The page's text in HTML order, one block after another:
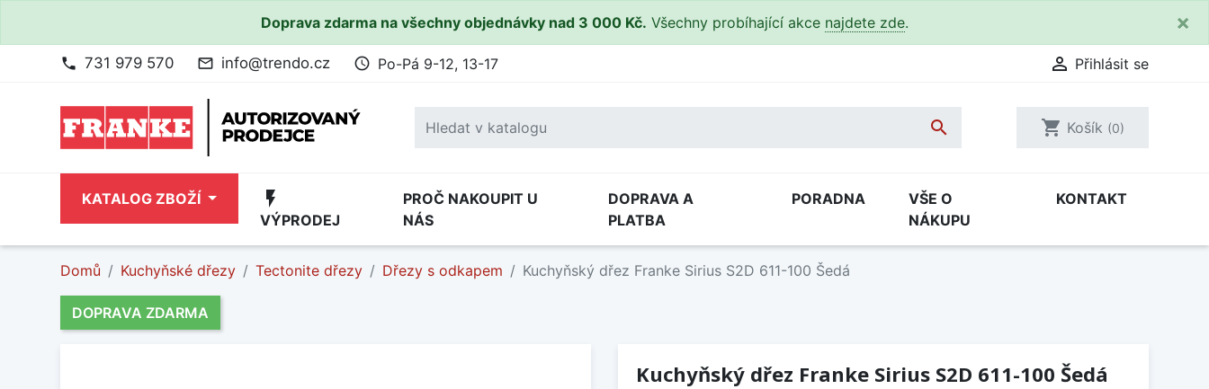
Doprava zdarma na všechny objednávky nad 3 000 Kč. Všechny probíhající akce najdete zde. ×
phone 731 979 570 mail_outline info@trendo.cz access_time Po-Pá 9-12, 13-17  Přihlásit se
 shopping_cart Košík (0)
KATALOG ZBOŽÍ flash_on
VÝPRODEJ
PROČ NAKOUPIT U
NÁS
DOPRAVA A
PLATBA
PORADNA
VŠE O
NÁKUPU
KONTAKT
Domů Kuchyňské dřezy Tectonite dřezy Dřezy s odkapem Kuchyňský dřez Franke Sirius S2D 611-100 Šedá
DOPRAVA ZDARMA
Kuchyňský dřez Franke Sirius S2D 611-100 Šedá